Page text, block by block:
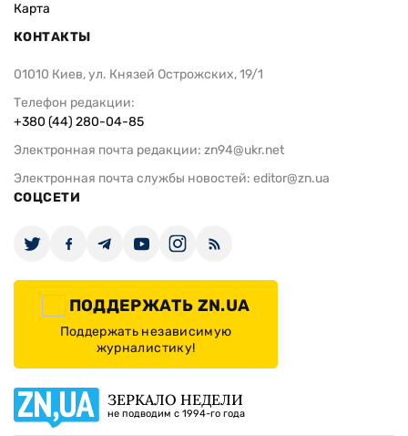
Карта
КОНТАКТЫ
01010 Киев, ул. Князей Острожских, 19/1
Телефон редакции:
+380 (44) 280-04-85
Электронная почта редакции: zn94@ukr.net
Электронная почта службы новостей: editor@zn.ua
СОЦСЕТИ
ПОДДЕРЖАТЬ ZN.UA
Поддержать независимую
журналистику!
ЗЕРКАЛО НЕДЕЛИ
не подводим с 1994-го года